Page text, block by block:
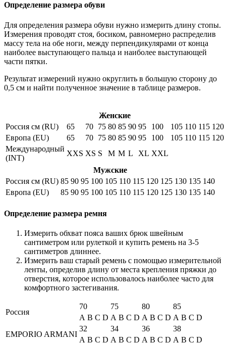
Определение размера обуви
Для определения размера обуви нужно измерить длину стопы.
Измерения проводят стоя, босиком, равномерно распределив
массу тела на обе ноги, между перпендикулярами от конца
наиболее выступающего пальца и наиболее выступающей
части пятки.
Результат измерений нужно округлить в большую сторону до
0,5 см и найти полученное значение в таблице размеров.
Женские
Россия см (RU)
65 70 75 80 85 90 95 100 105 110 115 120
Европа (EU)
65 70 75 80 85 90 95 100 105 110 115 120
Международный
(INT)
XXS XS S M M L XL XXL
Мужские
Россия см (RU) 85 90 95 100 105 110 115 120 125 130 135 140
Европа (EU)
85 90 95 100 105 110 115 120 125 130 135 140
Определение размера ремня
Измерить обхват пояса ваших брюк швейным
сантиметром или рулеткой и купить ремень на 3-5
сантиметров длиннее.
Измерить ваш старый ремень с помощью измерительной
ленты, определив длину от места крепления пряжки до
отверстия, которое использовалось наиболее часто для
комфортного застегивания.
Россия
70 75 80
85
A B C D A B C D A B C D A B C D
EMPORIO ARMANI
32 34 36
38
A B C D A B C D A B C D A B C D